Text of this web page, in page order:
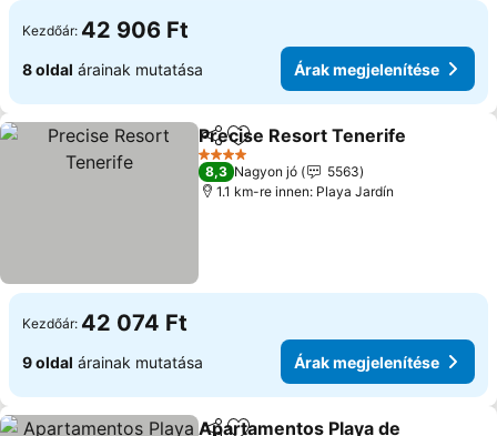
Kezdőár: 42 906 Ft
8 oldal árainak mutatása Árak megjelenítése
Megosztás
Hozzáadás a kedvencekhez
Precise Resort Tenerife
4 Kategória
8,3 Nagyon jó
5563
1.1 km-re innen: Playa Jardín
Kezdőár: 42 074 Ft
9 oldal árainak mutatása Árak megjelenítése
Apartamentos Playa de